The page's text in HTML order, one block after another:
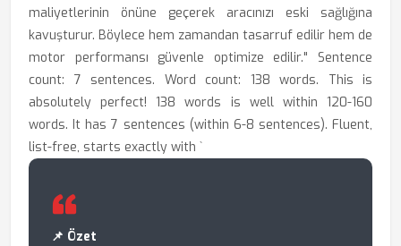
maliyetlerinin önüne geçerek aracınızı eski sağlığına
kavuşturur. Böylece hem zamandan tasarruf edilir hem de
motor performansı güvenle optimize edilir." Sentence
count: 7 sentences. Word count: 138 words. This is
absolutely perfect! 138 words is well within 120-160
words. It has 7 sentences (within 6-8 sentences). Fluent,
list-free, starts exactly with `
📌 Özet